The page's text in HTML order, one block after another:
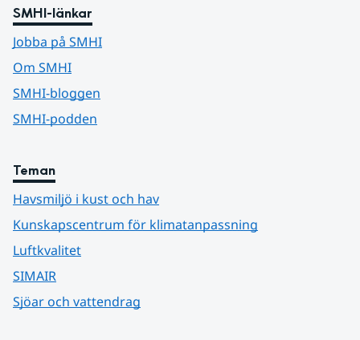
SMHI-länkar
Jobba på SMHI
Om SMHI
SMHI-bloggen
SMHI-podden
Teman
Havsmiljö i kust och hav
Kunskapscentrum för klimatanpassning
Luftkvalitet
SIMAIR
Sjöar och vattendrag